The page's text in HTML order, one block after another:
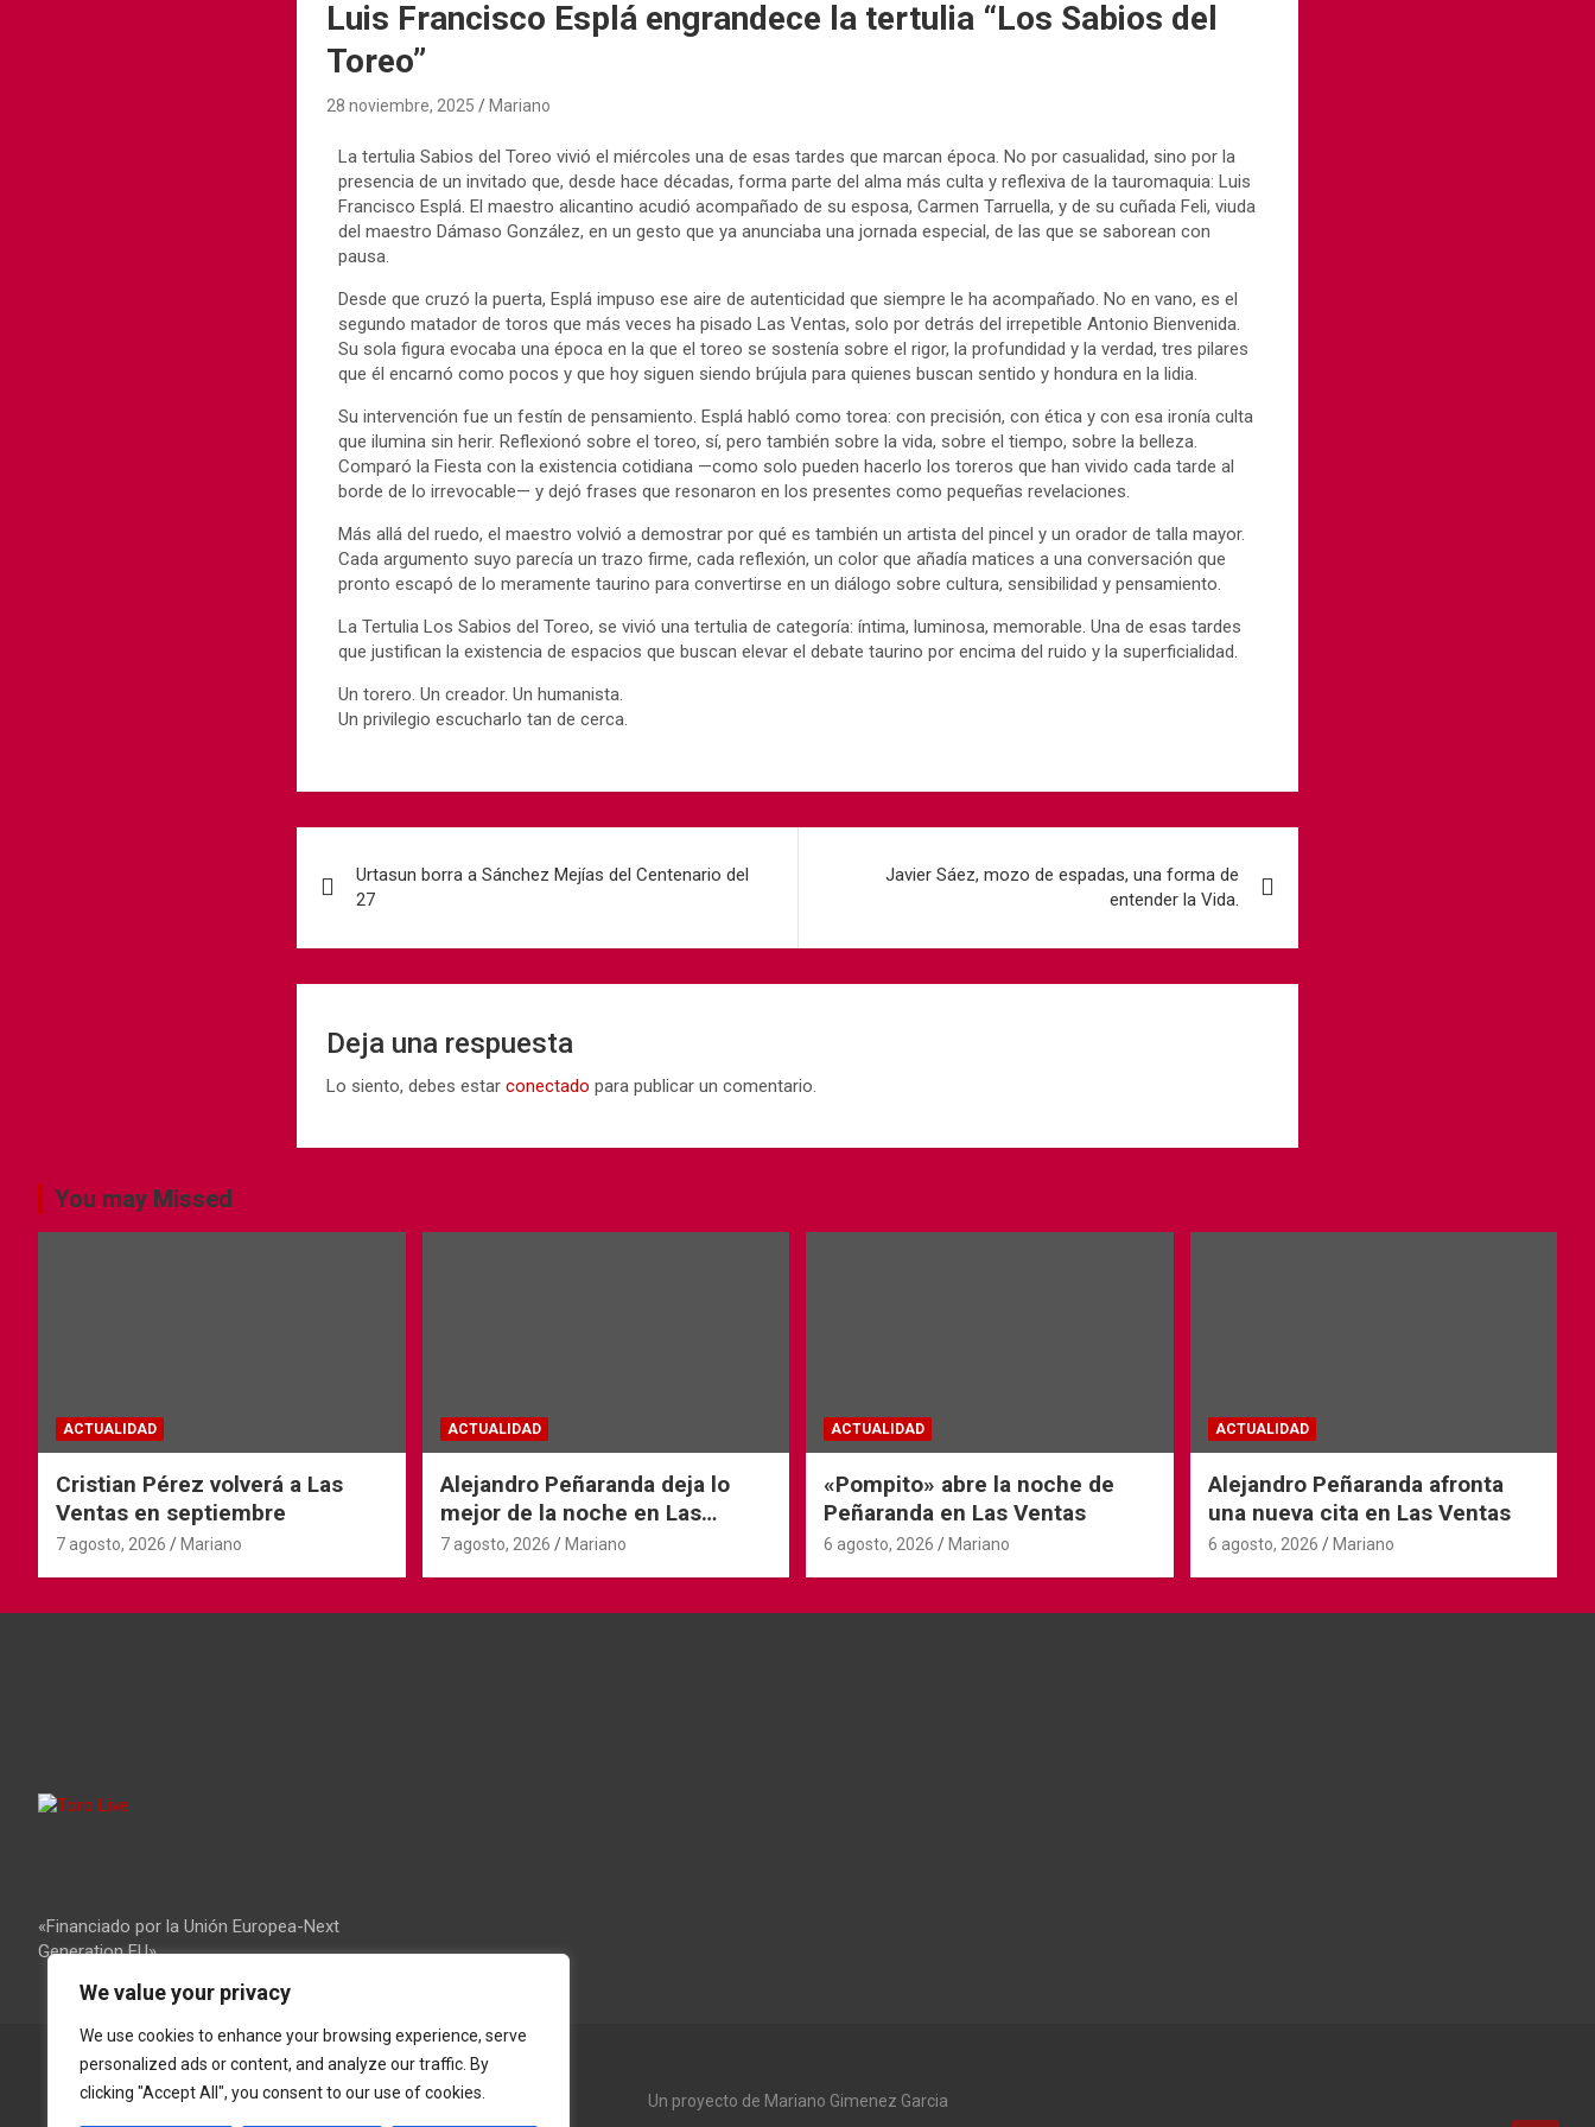
We value your privacy
We use cookies to enhance your browsing experience, serve
personalized ads or content, and analyze our traffic. By
clicking "Accept All", you consent to our use of cookies.
Luis Francisco Esplá engrandece la tertulia “Los Sabios del
Toreo”
28 noviembre, 2025 Mariano
La tertulia Sabios del Toreo vivió el miércoles una de esas tardes que marcan época. No por casualidad, sino por la
presencia de un invitado que, desde hace décadas, forma parte del alma más culta y reflexiva de la tauromaquia: Luis
Francisco Esplá. El maestro alicantino acudió acompañado de su esposa, Carmen Tarruella, y de su cuñada Feli, viuda
del maestro Dámaso González, en un gesto que ya anunciaba una jornada especial, de las que se saborean con
pausa.
Desde que cruzó la puerta, Esplá impuso ese aire de autenticidad que siempre le ha acompañado. No en vano, es el
segundo matador de toros que más veces ha pisado Las Ventas, solo por detrás del irrepetible Antonio Bienvenida.
Su sola figura evocaba una época en la que el toreo se sostenía sobre el rigor, la profundidad y la verdad, tres pilares
que él encarnó como pocos y que hoy siguen siendo brújula para quienes buscan sentido y hondura en la lidia.
Su intervención fue un festín de pensamiento. Esplá habló como torea: con precisión, con ética y con esa ironía culta
que ilumina sin herir. Reflexionó sobre el toreo, sí, pero también sobre la vida, sobre el tiempo, sobre la belleza.
Comparó la Fiesta con la existencia cotidiana —como solo pueden hacerlo los toreros que han vivido cada tarde al
borde de lo irrevocable— y dejó frases que resonaron en los presentes como pequeñas revelaciones.
Más allá del ruedo, el maestro volvió a demostrar por qué es también un artista del pincel y un orador de talla mayor.
Cada argumento suyo parecía un trazo firme, cada reflexión, un color que añadía matices a una conversación que
pronto escapó de lo meramente taurino para convertirse en un diálogo sobre cultura, sensibilidad y pensamiento.
La Tertulia Los Sabios del Toreo, se vivió una tertulia de categoría: íntima, luminosa, memorable. Una de esas tardes
que justifican la existencia de espacios que buscan elevar el debate taurino por encima del ruido y la superficialidad.
Un torero. Un creador. Un humanista.
Un privilegio escucharlo tan de cerca.
Urtasun borra a Sánchez Mejías del Centenario del
27
Javier Sáez, mozo de espadas, una forma de
entender la Vida.
Deja una respuesta
Lo siento, debes estarconectado para publicar un comentario.
You may Missed
ACTUALIDAD
Cristian Pérez volverá a Las
Ventas en septiembre
7 agosto, 2026 Mariano
ACTUALIDAD
Alejandro Peñaranda deja lo
mejor de la noche en Las
Ventas
7 agosto, 2026 Mariano
ACTUALIDAD
«Pompito» abre la noche de
Peñaranda en Las Ventas
6 agosto, 2026 Mariano
ACTUALIDAD
Alejandro Peñaranda afronta
una nueva cita en Las Ventas
6 agosto, 2026 Mariano
«Financiado por la Unión Europea-Next
Generation EU»